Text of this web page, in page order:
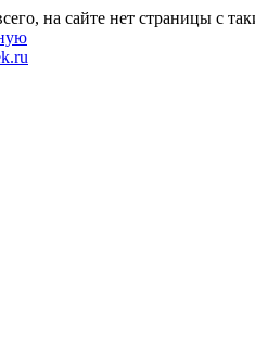
на сайте нет страницы с